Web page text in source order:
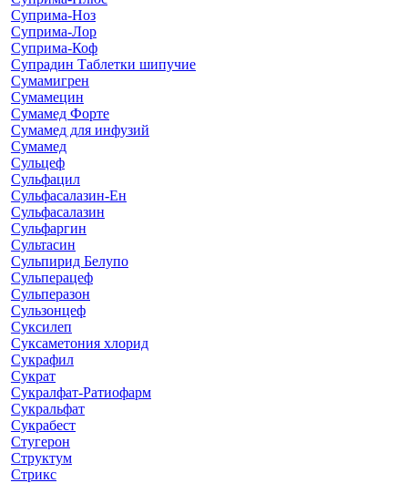
Суприма-Ноз
Суприма-Лор
Суприма-Коф
Супрадин Таблетки шипучие
Сумамигрен
Сумамецин
Сумамед Форте
Сумамед для инфузий
Сумамед
Сульцеф
Сульфацил
Сульфасалазин-Ен
Сульфасалазин
Сульфаргин
Сультасин
Сульпирид Белупо
Сульперацеф
Сульперазон
Сульзонцеф
Суксилеп
Суксаметония хлорид
Сукрафил
Сукрат
Сукралфат-Ратиофарм
Сукральфат
Сукрабест
Стугерон
Структум
Стрикс